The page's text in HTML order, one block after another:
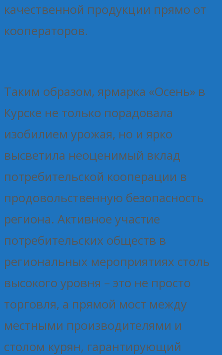
качественной продукции прямо от
кооператоров.
Таким образом, ярмарка «Осень» в
Курске не только порадовала
изобилием урожая, но и ярко
высветила неоценимый вклад
потребительской кооперации в
продовольственную безопасность
региона. Активное участие
потребительских обществ в
региональных мероприятиях столь
высокого уровня – это не просто
торговля, а прямой мост между
местными производителями и
столом курян, гарантирующий